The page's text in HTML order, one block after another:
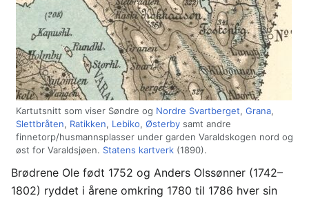
Kartutsnitt som viser Søndre og Nordre Svartberget, Grana,
Slettbråten, Ratikken, Lebiko, Østerby samt andre
finnetorp/husmannsplasser under garden Varaldskogen nord og
øst for Varaldsjøen. Statens kartverk (1890).
Brødrene Ole født 1752 og Anders Olssønner (1742–
1802) ryddet i årene omkring 1780 til 1786 hver sin